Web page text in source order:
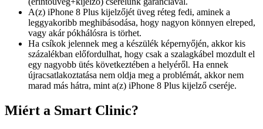
A(z) iPhone 8 Plus kijelzőjét üveg réteg fedi, aminek a
leggyakoribb meghibásodása, hogy nagyon könnyen elreped,
vagy akár pókhálósra is törhet.
Ha csíkok jelennek meg a készülék képernyőjén, akkor kis
százalékban előfordulhat, hogy csak a szalagkábel mozdult el
egy nagyobb ütés következtében a helyéről. Ha ennek
újracsatlakoztatása nem oldja meg a problémát, akkor nem
marad más hátra, mint a(z) iPhone 8 Plus kijelző cseréje.
Miért a Smart Clinic?